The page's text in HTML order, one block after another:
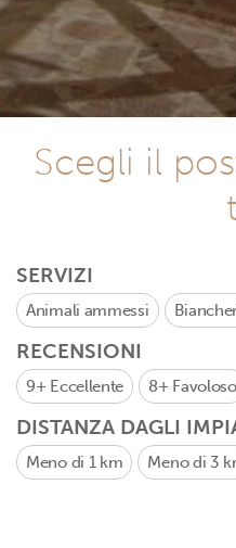
Scegli il
SERVIZI
Animali ammessi
RECENSIONI
9+ Eccellente 8+ Favoloso
DISTANZA DAGLI
Meno di 1 km Meno di 3